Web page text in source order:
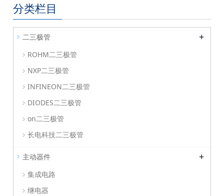
分类栏目
二三极管 +
ROHM二三极管
NXP二三极管
INFINEON二三极管
DIODES二三极管
on二三极管
长电科技二三极管
主动器件 +
集成电路
继电器